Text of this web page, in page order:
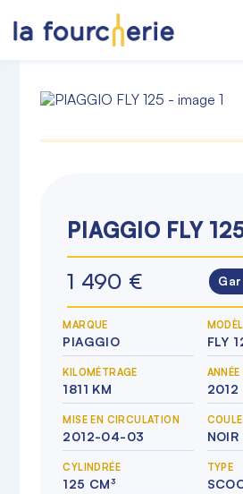
PIAGGIO FLY
1 490 €
MARQUE
PIAGGIO FLY
KILOMÉTRAGE
1811 KM 2012
MISE EN CIRCULATION
2012-04-03 NOIR
CYLINDRÉE
125 CM³
TYPE